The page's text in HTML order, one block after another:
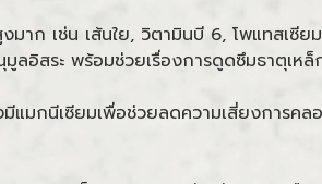
งมาก เช่น เส้นใย, วิตามินบี 6, โพแทส
ลอิสระ พร้อมช่วยเรื่องการดูดซึมธาตุเห
แมกนีเซียมเพื่อช่วยลดความเสี่ยงการ